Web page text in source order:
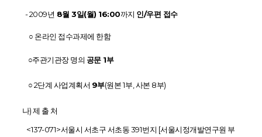
- 2009년 8월 3일(월) 16:00까지 인/우편 접수
○ 온라인 접수과제에 한함
○주관기관장 명의 공문 1부
○2단계 사업계획서 9부(원본 1부, 사본 8부)
나) 제 출 처
<137-071>서울시 서초구 서초동 391번지 [서울시정개발연구원 부